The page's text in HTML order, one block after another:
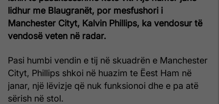
lidhur me Blaugranët, por mesfushori i
Manchester Cityt, Kalvin Phillips, ka vendosur të
vendosë veten në radar.
Pasi humbi vendin e tij në skuadrën e Manchester
Cityt, Phillips shkoi në huazim te Ëest Ham në
janar, një lëvizje që nuk funksionoi dhe e pa atë
sërish në stol.